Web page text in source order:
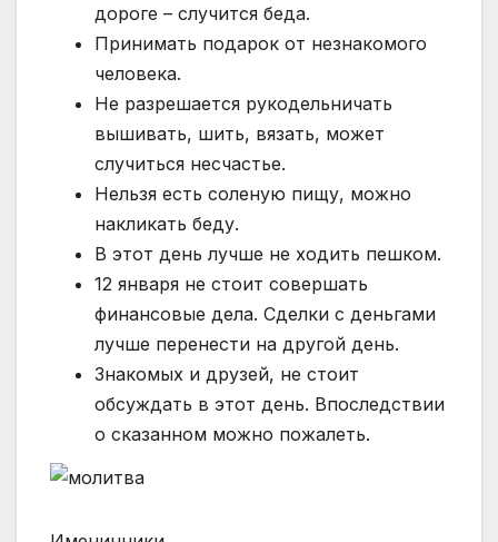
дороге – случится беда.
Принимать подарок от незнакомого
человека.
Не разрешается рукодельничать
вышивать, шить, вязать, может
случиться несчастье.
Нельзя есть соленую пищу, можно
накликать беду.
В этот день лучше не ходить пешком.
12 января не стоит совершать
финансовые дела. Сделки с деньгами
лучше перенести на другой день.
Знакомых и друзей, не стоит
обсуждать в этот день. Впоследствии
о сказанном можно пожалеть.